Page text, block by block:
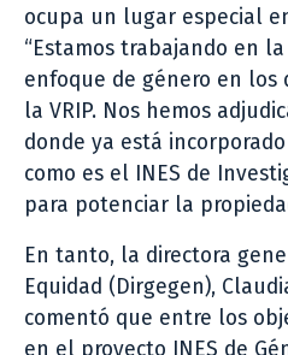
ocupa un lugar especial
“Estamos trabajando en
enfoque de género en los
la VRIP. Nos hemos
donde ya está
como es el INES de
para potenciar la
En tanto, la directora
Equidad (Dirgegen),
comentó que entre los
en el proyecto INES de